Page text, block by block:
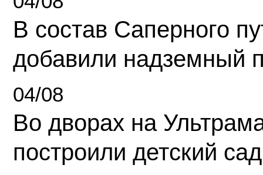
В состав Саперного
добавили надземный
04/08
Во дворах на
построили детский сад